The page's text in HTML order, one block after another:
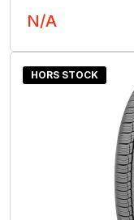
N/A
HORS STOCK